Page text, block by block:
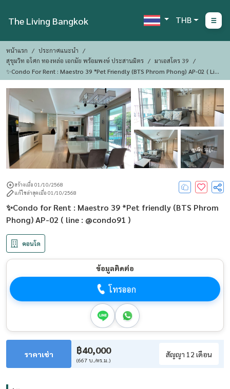
The Living Bangkok THB
หน้าแรก
ประกาศแนะนำ
สุขุมวิท อโศก ทองหล่อ เอกมัย พร้อมพงษ์ ประสานมิตร
มาเอสโตร 39
✨Condo For Rent : Maestro 39 *Pet Friendly (BTS Phrom Phong) AP-02 ( Lin
E : @condo91 )
ดูรูปอีก : 18 รูป
สร้างเมื่อ 01/10/2568
แก้ไขล่าสุดเมื่อ 01/10/2568
✨Condo for Rent : Maestro 39 *Pet friendly (BTS Phrom
Phong) AP-02 ( line : @condo91 )
คอนโด
ข้อมูลติดต่อ
โทรออก
ราคาเช่า ฿40,000
(667 บ./ตร.ม.)
สัญญา 12 เดือน